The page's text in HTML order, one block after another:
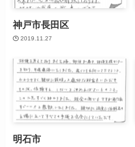
神戸市長田区
2019.11.27
明石市